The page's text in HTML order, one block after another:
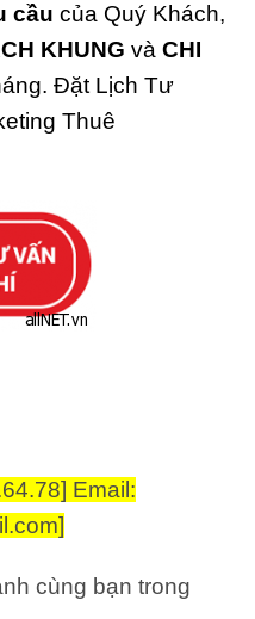
cầu của Quý Khách,
KHUNG và CHI
Đặt Lịch Tư
Thuê
Email:
cùng bạn trong